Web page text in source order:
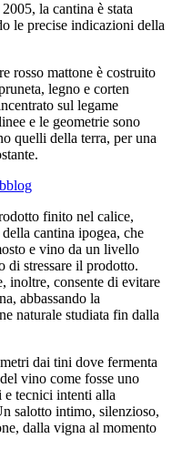
la cantina è stata
le precise indicazioni della
rosso mattone è costruito
legno e corten
sul legame
e le geometrie sono
quelli della terra, per una
finito nel calice,
cantina ipogea, che
e vino da un livello
di stressare il prodotto.
inoltre, consente di evitare
abbassando la
naturale studiata fin dalla
dai tini dove fermenta
vino come fosse uno
e tecnici intenti alla
salotto intimo, silenzioso,
dalla vigna al momento